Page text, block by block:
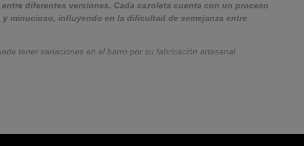
diferentes versiones. Cada cazoleta cuenta con un proceso
minucioso, influyendo en la dificultad de semejanza entre
tener variaciones en el barro por su fabricación artesanal.